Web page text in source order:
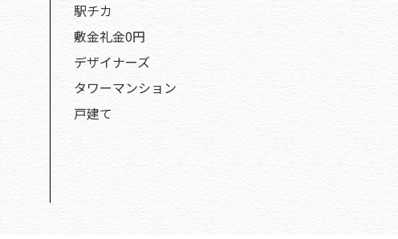
駅チカ
敷金礼金0円
デザイナーズ
タワーマンション
戸建て